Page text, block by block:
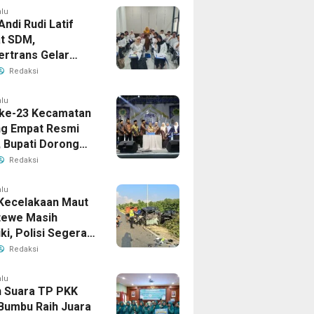
Rudi Latif
SDM,
Gelar
Desain Grafis
Redaksi
23 Kecamatan
Empat Resmi
Bupati Dorong
Generasi
Redaksi
Maut
Masih
Polisi Segera
Redaksi
Suara TP PKK
Raih Juara